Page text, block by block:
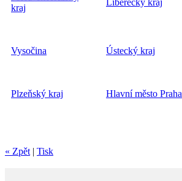
kraj
Vysočina Ústecký kraj
Plzeňský kraj Hlavní město Praha
« Zpět | Tisk